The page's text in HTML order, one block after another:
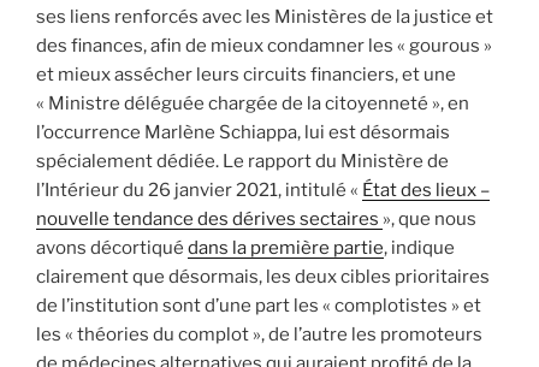
ses liens renforcés avec les Ministères de la justice et
des finances, afin de mieux condamner les « gourous »
et mieux assécher leurs circuits financiers, et une
« Ministre déléguée chargée de la citoyenneté », en
l’occurrence Marlène Schiappa, lui est désormais
spécialement dédiée. Le rapport du Ministère de
l’Intérieur du 26 janvier 2021, intitulé « État des lieux –
nouvelle tendance des dérives sectaires », que nous
avons décortiqué dans la première partie, indique
clairement que désormais, les deux cibles prioritaires
de l’institution sont d’une part les « complotistes » et
les « théories du complot », de l’autre les promoteurs